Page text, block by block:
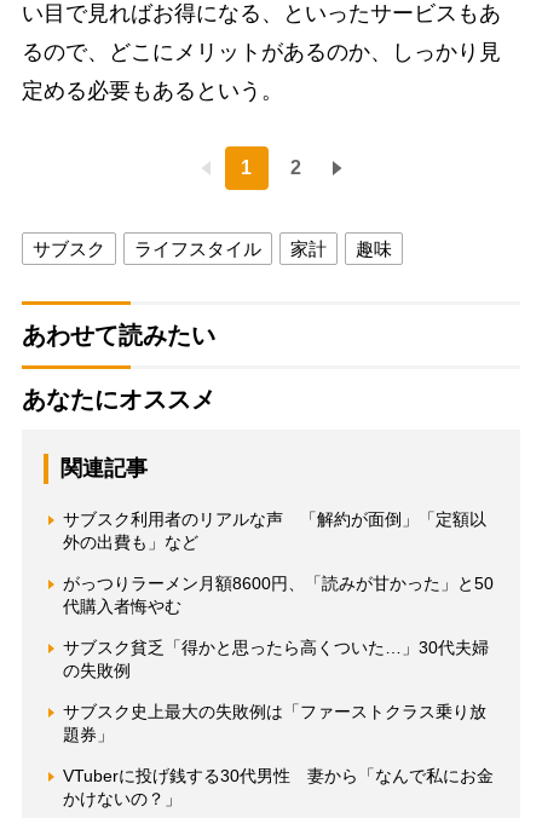
い目で見ればお得になる、といったサービスもあ
るので、どこにメリットがあるのか、しっかり見
定める必要もあるという。
1 2
サブスク ライフスタイル 家計 趣味
あわせて読みたい
あなたにオススメ
関連記事
サブスク利用者のリアルな声 「解約が面倒」「定額以
外の出費も」など
がっつりラーメン月額8600円、「読みが甘かった」と50
代購入者悔やむ
サブスク貧乏「得かと思ったら高くついた…」30代夫婦
の失敗例
サブスク史上最大の失敗例は「ファーストクラス乗り放
題券」
VTuberに投げ銭する30代男性 妻から「なんで私にお金
かけないの？」